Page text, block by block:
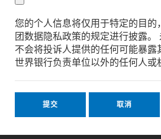
您的个人信息将仅用于特定的目的
团数据隐私政策的规定进行披露
不会将投诉人提供的任何可能暴露
世界银行负责单位以外的任何人或